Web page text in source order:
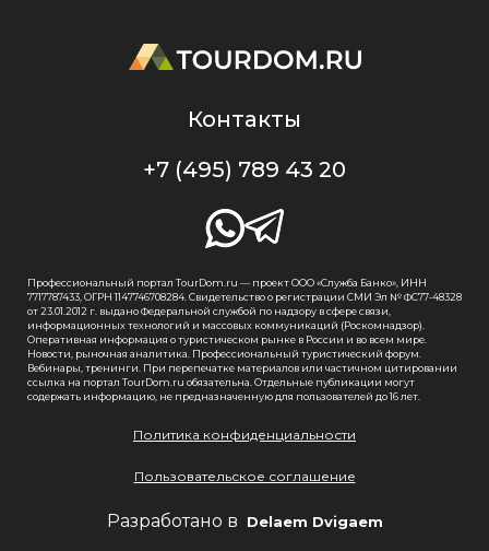
Контакты
+7 (495) 789 43 20
Профессиональный портал TourDom.ru — проект ООО «Служба Банко», ИНН
7717787433, ОГРН 1147746708284. Свидетельство о регистрации СМИ Эл № ФС77-48328
от 23.01.2012 г. выдано Федеральной службой по надзору в сфере связи,
информационных технологий и массовых коммуникаций (Роскомнадзор).
Оперативная информация о туристическом рынке в России и во всем мире.
Новости, рыночная аналитика. Профессиональный туристический форум.
Вебинары, тренинги. При перепечатке материалов или частичном цитировании
ссылка на портал TourDom.ru обязательна. Отдельные публикации могут
содержать информацию, не предназначенную для пользователей до 16 лет.
Политика конфиденциальности
Пользовательское соглашение
Разработано в Delaem Dvigaem